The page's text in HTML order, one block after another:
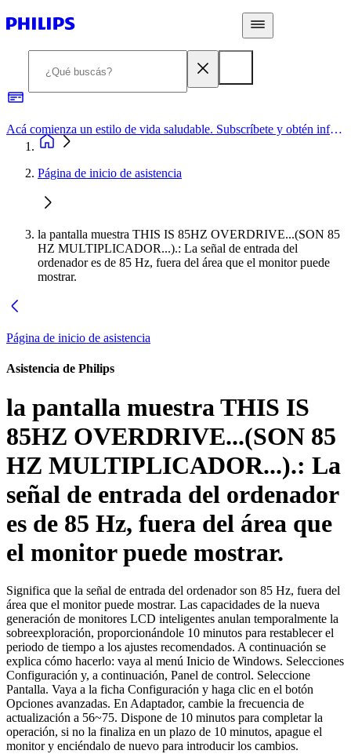
Acá comienza un estilo de vida saludable. Subscríbete y obtén información de primera mano
Página de inicio de asistencia
la pantalla muestra THIS IS 85HZ OVERDRIVE...(SON 85
HZ MULTIPLICADOR...).: La señal de entrada del
ordenador es de 85 Hz, fuera del área que el monitor puede
mostrar.
Página de inicio de asistencia
Asistencia de Philips
la pantalla muestra THIS IS
85HZ OVERDRIVE...(SON 85
HZ MULTIPLICADOR...).: La
señal de entrada del ordenador
es de 85 Hz, fuera del área que
el monitor puede mostrar.
Significa que la señal de entrada del ordenador son 85 Hz, fuera del
área que el monitor puede mostrar. Las capacidades de la nueva
generación de monitores LCD inteligentes anulan temporalmente la
sobreexploración, proporcionándole 10 minutos para restablecer el
periodo de tiempo a los ajustes recomendados. A continuación se
explica cómo hacerlo: vaya al menú Inicio de Windows. Selecciones
Configuración y, a continuación, Panel de control. Seleccione
Pantalla. Vaya a la ficha Configuración y haga clic en el botón
Opciones avanzadas. En Adaptador, cambie la frecuencia de
actualización a 56~75. Dispone de 10 minutos para completar la
operación, si no la finaliza en un plazo de 10 minutos, apague el
monitor y enciéndalo de nuevo para introducir los cambios.